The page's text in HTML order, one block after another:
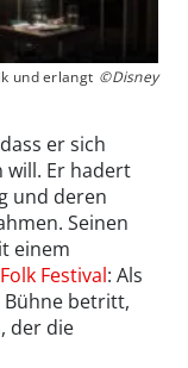
und erlangt ©Disney
er sich
will. Er hadert
und deren
Seinen
einem
Festival: Als
betritt,
der die